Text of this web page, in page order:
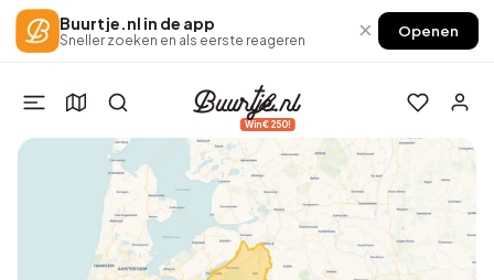
Buurtje.nl in de app
Sneller zoeken en als eerste reageren × Openen
Win €250!